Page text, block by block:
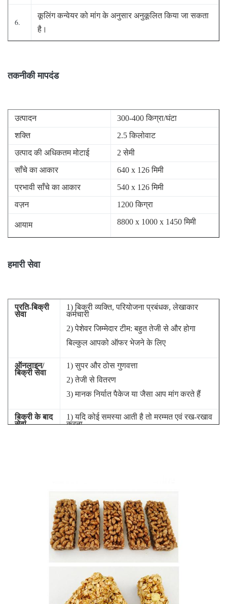
6.
कूलिंग कन्वेयर को मांग के अनुसार अनुकूलित किया जा सकता
है।
तकनीकी मापदंड
उत्पादन
300-400 किग्रा/घंटा
शक्ति
2.5 किलोवाट
उत्पाद की अधिकतम मोटाई
2 सेमी
साँचे का आकार
640 x 126 मिमी
प्रभावी साँचे का आकार
540 x 126 मिमी
वज़न
1200 किग्रा
आयाम 8800 x 1000 x 1450 मिमी
हमारी सेवा
प्रति-बिक्री
सेवा
1) बिक्री व्यक्ति, परियोजना प्रबंधक, लेखाकार
कर्मचारी
2) पेशेवर जिम्मेदार टीम: बहुत तेजी से और होगा
बिल्कुल आपको ऑफर भेजने के लिए
ऑनलाइन/
बिक्री सेवा
1) सुपर और ठोस गुणवत्ता
2) तेजी से वितरण
3) मानक निर्यात पैकेज या जैसा आप मांग करते हैं
बिक्री के बाद
सेवा
1) यदि कोई समस्या आती है तो मरम्मत एवं रख-रखाव
करना
2) ग्राहकों के प्रति ईमानदार